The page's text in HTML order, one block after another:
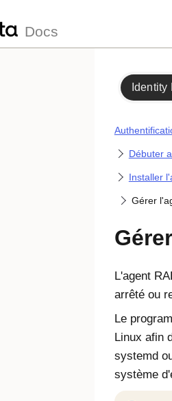
Docs
Identity
Débuter
Installer
Gérer
L'agent
arrêté ou
Le
Linux afin
systemd
système